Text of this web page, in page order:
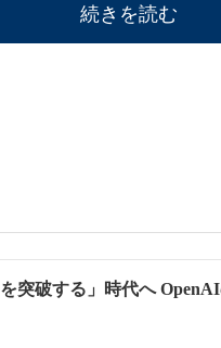
続きを読む